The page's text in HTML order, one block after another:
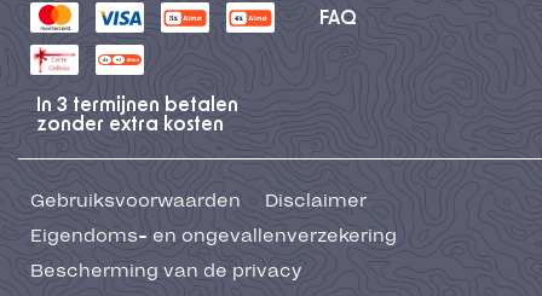
FAQ
In 3 termijnen betalen
zonder extra kosten
Gebruiksvoorwaarden
Disclaimer
Eigendoms- en ongevallenverzekering
Bescherming van de privacy